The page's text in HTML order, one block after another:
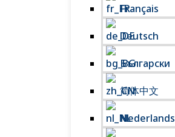
Français
Deutsch
Български
简体中文
Nederlands